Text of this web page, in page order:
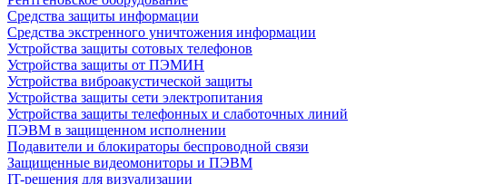
Средства защиты информации
Средства экстренного уничтожения информации
Устройства защиты сотовых телефонов
Устройства защиты от ПЭМИН
Устройства виброакустической защиты
Устройства защиты сети электропитания
Устройства защиты телефонных и слаботочных линий
ПЭВМ в защищенном исполнении
Подавители и блокираторы беспроводной связи
Защищенные видеомониторы и ПЭВМ
IT-решения для визуализации